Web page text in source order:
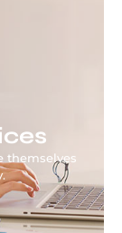
themselves